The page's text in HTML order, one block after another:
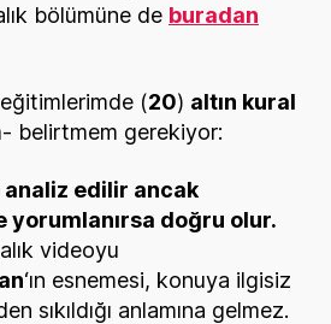
bölümüne de buradan
(20) altın kural
belirtmem gerekiyor:
edilir ancak
yorumlanırsa doğru olur.
videoyu
‘ın esnemesi, konuya ilgisiz
sıkıldığı anlamına gelmez.